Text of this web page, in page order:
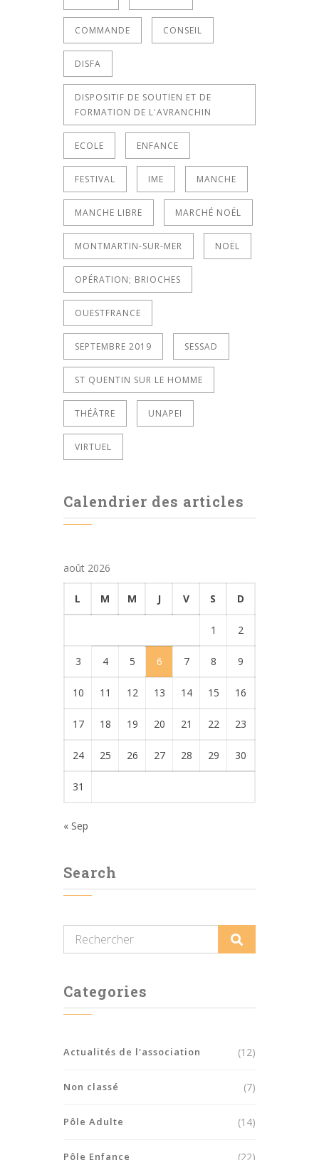
COMMANDE CONSEIL
DISFA
DISPOSITIF DE SOUTIEN ET DE
FORMATION DE L'AVRANCHIN
ECOLE ENFANCE
FESTIVAL IME MANCHE
MANCHE LIBRE MARCHÉ NOËL
MONTMARTIN-SUR-MER NOËL
OPÉRATION; BRIOCHES
OUESTFRANCE
SEPTEMBRE 2019 SESSAD
ST QUENTIN SUR LE HOMME
THÉÂTRE UNAPEI
VIRTUEL
Calendrier des articles
août 2026
L M M J V S D
1 2
3 4 5 6 7 8 9
10 11 12 13 14 15 16
17 18 19 20 21 22 23
24 25 26 27 28 29 30
31
« Sep
Search
Categories
Actualités de l'association (12)
Non classé (7)
Pôle Adulte (14)
Pôle Enfance (22)